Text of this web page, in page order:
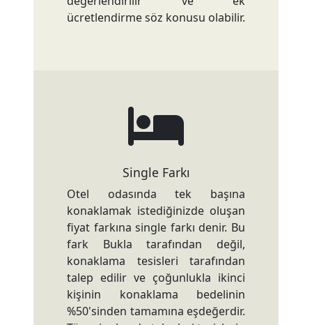
ücretlendirme söz konusu olabilir.
Single Farkı
Otel odasında tek başına
konaklamak istediğinizde oluşan
fiyat farkına single farkı denir. Bu
fark Bukla tarafından değil,
konaklama tesisleri tarafından
talep edilir ve çoğunlukla ikinci
kişinin konaklama bedelinin
%50'sinden tamamına eşdeğerdir.